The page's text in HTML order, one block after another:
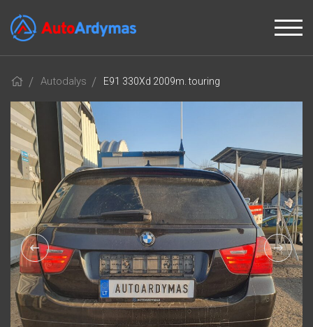
Autodalys E91 330Xd 2009m. touring